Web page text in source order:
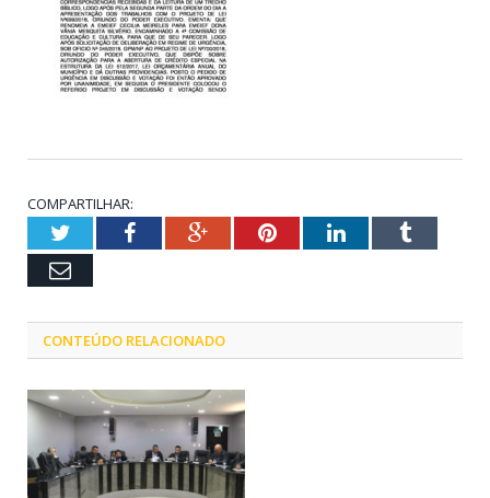
COMPARTILHAR:
TwitterFacebookGoogle+PinterestLinkedInTumblr
Email
CONTEÚDO RELACIONADO